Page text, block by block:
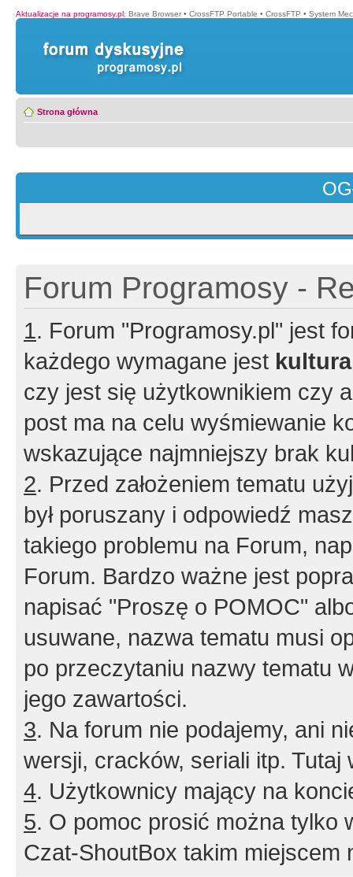
Aktualizacje na programosy.pl: Brave Browser • CrossFTP Portable • CrossFTP • System
Strona główna
Forum Programosy -
1. Forum "Programosy.pl" jest
każdego wymagane jest
czy jest się użytkownikiem czy
post ma na celu wyśmiewanie
wskazujące najmniejszy brak
2. Przed założeniem tematu
był poruszany i odpowiedź
takiego problemu na Forum,
Forum. Bardzo ważne jest
napisać "Proszę o POMOC"
usuwane, nazwa tematu musi
po przeczytaniu nazwy tematu
jego zawartości.
3. Na forum nie podajemy, ani
wersji, cracków, seriali itp. Tutaj
4. Użytkownicy mający na
5. O pomoc prosić można tylko
Czat-ShoutBox takim miejscem